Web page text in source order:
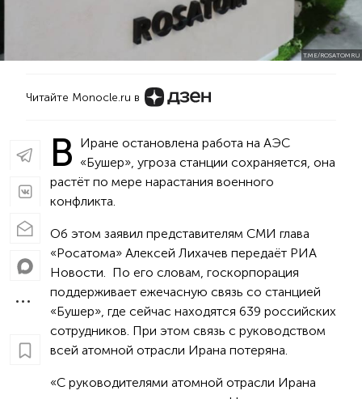
T.ME/ROSATOMRU
Читайте Monocle.ru в
В Иране остановлена работа на АЭС
«Бушер», угроза станции сохраняется, она
растёт по мере нарастания военного
конфликта.
Об этом заявил представителям СМИ глава
«Росатома» Алексей Лихачев передаёт РИА
Новости. По его словам, госкорпорация
поддерживает ежечасную связь со станцией
«Бушер», где сейчас находятся 639 российских
сотрудников. При этом связь с руководством
всей атомной отрасли Ирана потеряна.
«С руководителями атомной отрасли Ирана